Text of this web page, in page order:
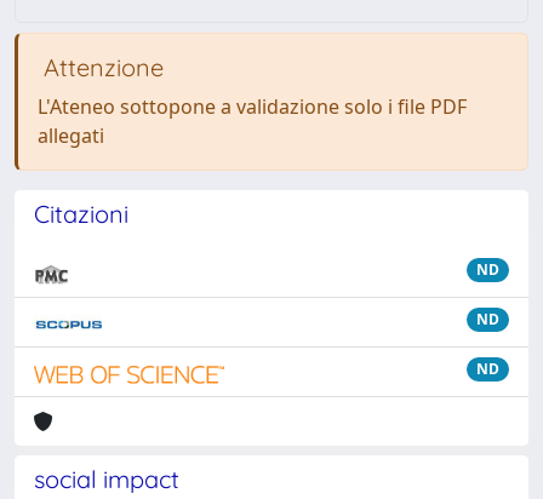
Attenzione
L'Ateneo sottopone a validazione solo i file PDF
allegati
Citazioni
ND
ND
ND
social impact